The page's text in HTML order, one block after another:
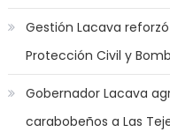
game
you
Gestión Lacava
Protección Civil y
Gobernador Lacava
carabobeños a Las